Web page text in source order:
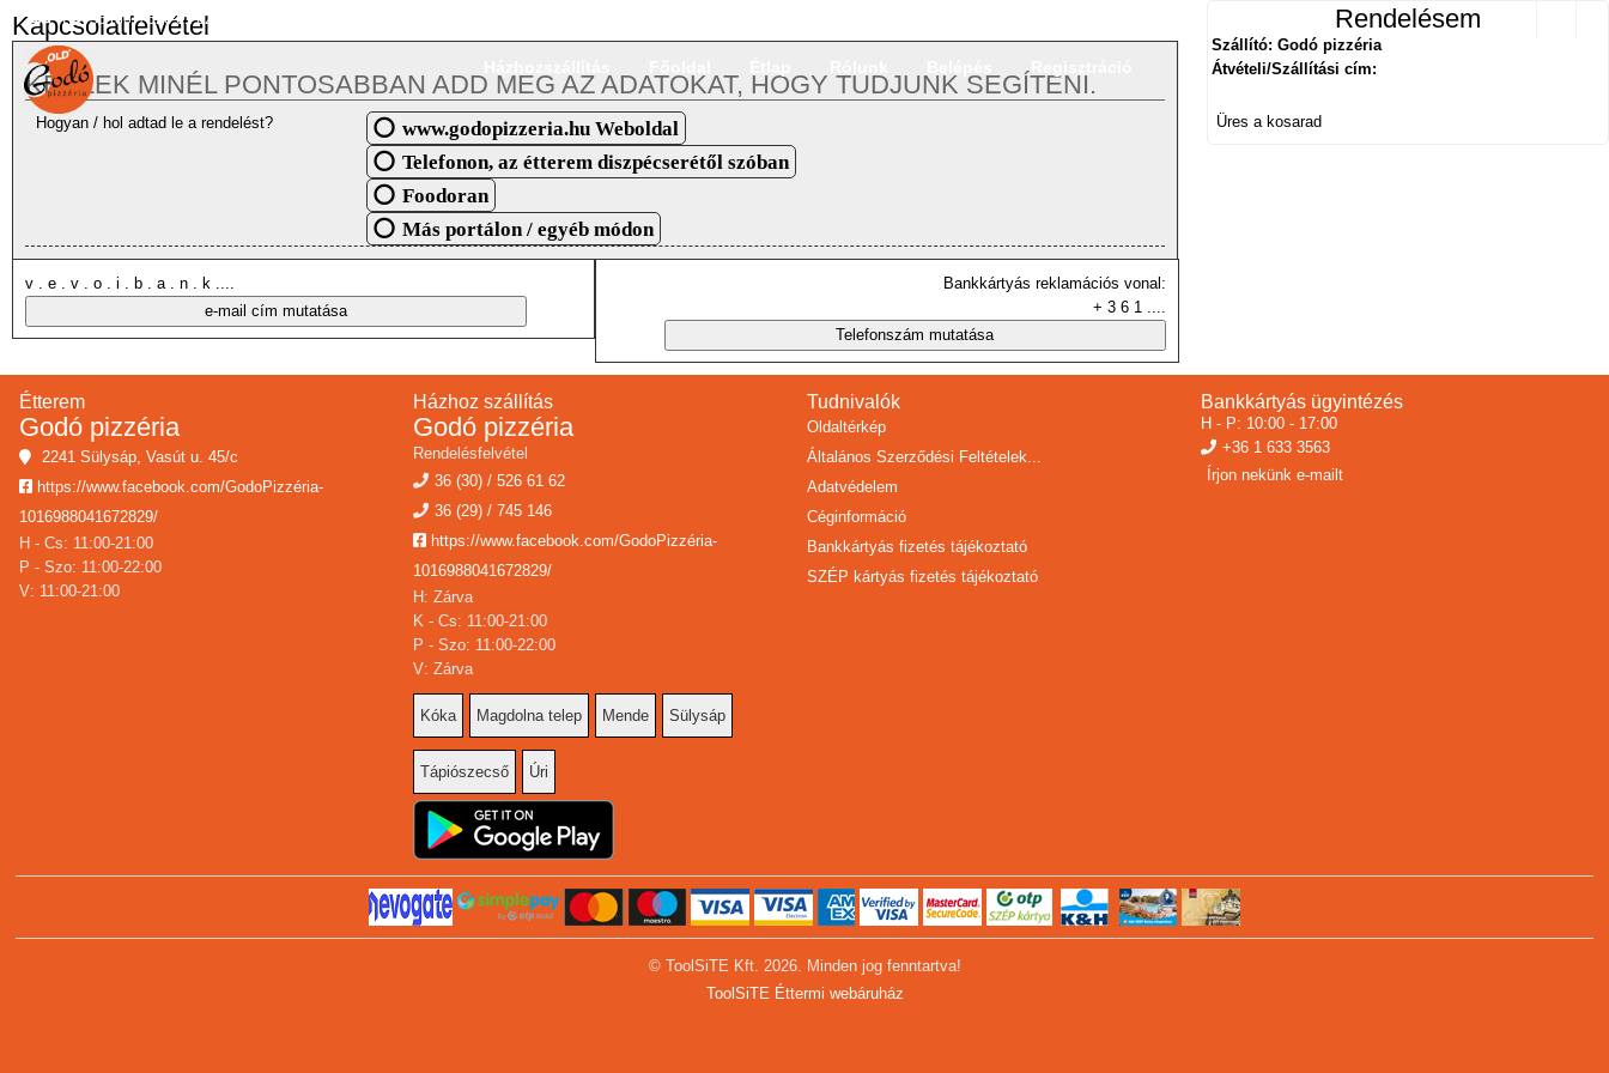
36 (30) / 526 61 62
Kapcsolatfelvétel
KÉRLEK MINÉL PONTOSABBAN ADD MEG AZ ADATOKAT, HOGY TUDJUNK SEGÍTENI.
Hogyan / hol adtad le a rendelést?
www.godopizzeria.hu Weboldal
Telefonon, az étterem diszpécserétől szóban
Foodoran
Más portálon / egyéb módon
v . e . v . o . i . b . a . n . k ....
Bankkártyás reklamációs vonal:
+ 3 6 1 ....
Rendelésem
Szállító: Godó pizzéria
Átvételi/Szállítási cím:
Üres a kosarad
Étterem
Godó pizzéria
2241 Sülysáp, Vasút u. 45/c
https://www.facebook.com/GodoPizzéria-
1016988041672829/
H - Cs: 11:00-21:00
P - Szo: 11:00-22:00
V: 11:00-21:00
Házhoz szállítás
Godó pizzéria
Rendelésfelvétel
36 (30) / 526 61 62
36 (29) / 745 146
https://www.facebook.com/GodoPizzéria-
1016988041672829/
H: Zárva
K - Cs: 11:00-21:00
P - Szo: 11:00-22:00
V: Zárva
Kóka Magdolna telep Mende Sülysáp
Tápiószecső Úri
Tudnivalók
Oldaltérkép
Általános Szerződési Feltételek...
Adatvédelem
Céginformáció
Bankkártyás fizetés tájékoztató
SZÉP kártyás fizetés tájékoztató
Bankkártyás ügyintézés
H - P: 10:00 - 17:00
+36 1 633 3563
Írjon nekünk e-mailt
© ToolSiTE Kft. 2026. Minden jog fenntartva!
ToolSiTE Éttermi webáruház